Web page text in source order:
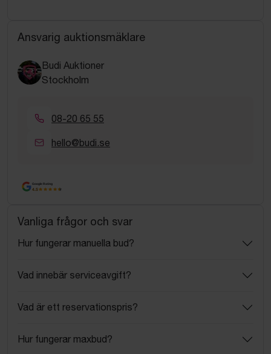
Ansvarig auktionsmäklare
Budi Auktioner
Stockholm
08-20 65 55
hello@budi.se
Google Rating
4.5
Vanliga frågor och svar
Hur fungerar manuella bud?
Vad innebär serviceavgift?
Vad är ett reservationspris?
Hur fungerar maxbud?